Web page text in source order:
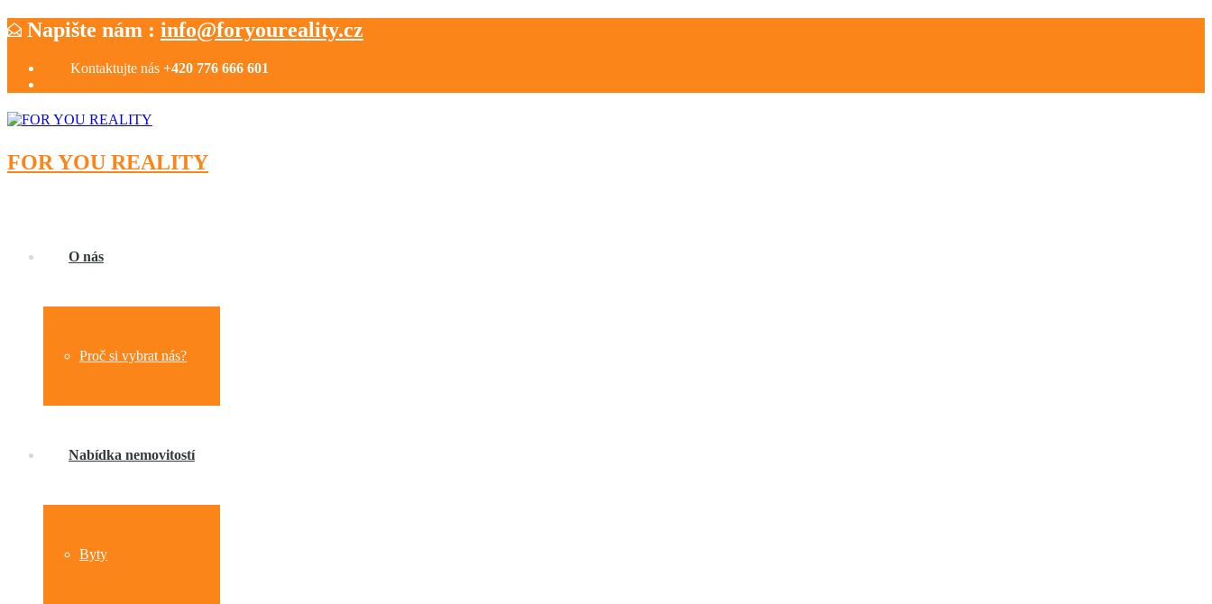
Napište nám : info@foryoureality.cz
Kontaktujte nás +420 776 666 601
FOR YOU REALITY
O nás
Proč si vybrat nás?
Nabídka nemovitostí
Byty